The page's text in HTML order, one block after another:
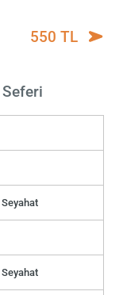
550 TL